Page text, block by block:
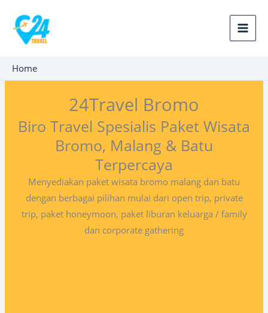
konten
Home
24Travel Bromo
Biro Travel Spesialis Paket Wisata
Bromo, Malang & Batu
Terpercaya
Menyediakan paket wisata bromo malang dan batu
dengan berbagai pilihan mulai dari open trip, private
trip, paket honeymoon, paket liburan keluarga / family
dan corporate gathering